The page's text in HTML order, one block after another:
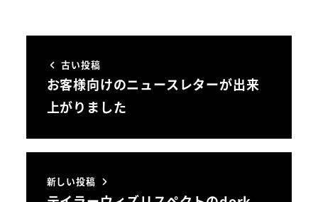
古い投稿
お客様向けのニュースレターが出来
上がりました
新しい投稿